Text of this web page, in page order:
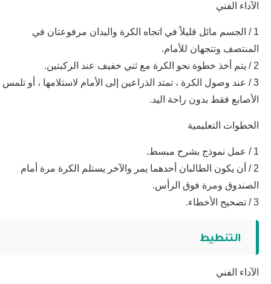
الآداء الفني
1 / الجسم مائل قليلاً في اتجاه الكرة واليدان مرفوعتان في
المنتصف وتتجهان للأمام.
3 / عند وصول الكرة ، تمتد الذراعين إلى الأمام لاستلامها ، أو تلمس
الأصابع فقط بدون راحة اليد.
الخطوات التعليمية
2 / أن يكون الطالبان أحدهما يمر والآخر يستلم الكرة مرة أمام
الصندوق ومرة فوق الرأس.
التنطيط
الآداء الفني